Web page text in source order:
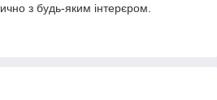
з будь-яким інтерєром.